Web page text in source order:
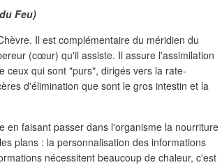
Feu)
Il est complémentaire du méridien du
(cœur) qu'il assiste. Il assure l'assimilation
ceux qui sont "purs", dirigés vers la rate-
d'élimination que sont le gros intestin et la
en faisant passer dans l'organisme la nourriture
plans : la personnalisation des informations
nécessitent beaucoup de chaleur, c'est